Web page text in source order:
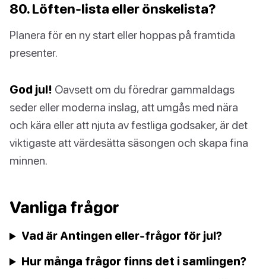
80. Löften-lista eller önskelista?
Planera för en ny start eller hoppas på framtida
presenter.
God jul! Oavsett om du föredrar gammaldags
seder eller moderna inslag, att umgås med nära
och kära eller att njuta av festliga godsaker, är det
viktigaste att värdesätta säsongen och skapa fina
minnen.
Vanliga frågor
Vad är Antingen eller-frågor för jul?
Hur många frågor finns det i samlingen?